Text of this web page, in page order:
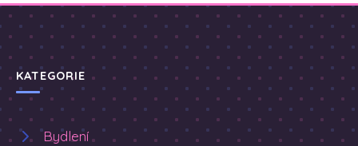
KATEGORIE
Bydlení